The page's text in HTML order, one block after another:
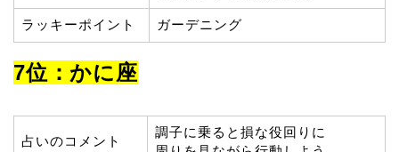
ラッキーポイント ガーデニング
7位：かに座
占いのコメント
調子に乗ると損な役回りに